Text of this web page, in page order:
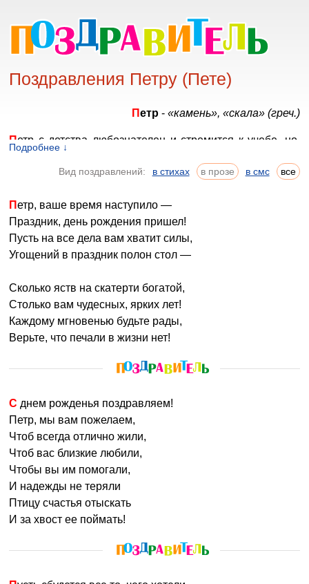
Поздравления Петру (Пете)
Петр- «камень», «скала» (греч.)
Петр с детства любознателен и стремится к учебе, но,
порой, сталкивается с проблемами из-за взрывного
характера. Достаточно любой мелочи, чтобы вывести
друзьям. Вместе с тем, даже в раннем возрасте
начинает «прорисовываться» его главная черта - Петр
надежен, он всегда выполняет свои обещания. В
детстве мальчики с таким именем непоседы и хулиганы,
рука.
Во взрослой жизни Петя всегда занят, по крайней мере,
такое впечатление складывается у окружающих, на
ум и прагматизм обладателя имени Петр помогают ему
Свободолюбивый и независимый Петя не любит
подчиняться, поэтому часто выбирает работу, которая
не ставит четких рамок, к примеру, проявляет себя в
творчестве.
Петя ревнив, он способен извести и себя и жену,
поэтому в супруги ему лучше выбирать барышню
спокойную и домашнюю.
Петра также называют:
Петруха, Петруша, Питер, Петер, Пьер, Педро, Петрос,
Петро, Пета, Петуня, Петуся, Петюся, Петяй, Петяня,
Подробнее ↓
Вид поздравлений: в стихах в прозе в смс все
Петр, ваше время наступило —
Праздник, день рождения пришел!
Пусть на все дела вам хватит силы,
Угощений в праздник полон стол —
Сколько яств на скатерти богатой,
Столько вам чудесных, ярких лет!
Каждому мгновенью будьте рады,
Верьте, что печали в жизни нет!
С днем рожденья поздравляем!
Петр, мы вам пожелаем,
Чтоб всегда отлично жили,
Чтоб вас близкие любили,
Чтобы вы им помогали,
И надежды не теряли
Птицу счастья отыскать
И за хвост ее поймать!